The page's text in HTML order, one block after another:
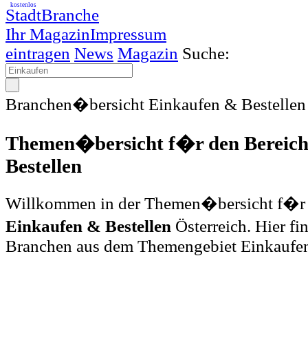
StadtBranche
Ihr MagazinImpressum
kostenlos
eintragen News Magazin Suche:
Branchen�bersicht Einkaufen & Bestellen
Themen�bersicht f�r den
Bestellen
Willkommen in der Themen�bersicht f�r
Einkaufen & Bestellen Österreich. Hier
Branchen aus dem Themengebiet